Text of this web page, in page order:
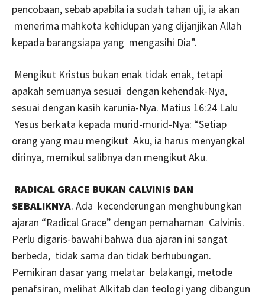
pencobaan, sebab apabila ia sudah tahan uji, ia akan
menerima mahkota kehidupan yang dijanjikan Allah
kepada barangsiapa yang mengasihi Dia”.
Mengikut Kristus bukan enak tidak enak, tetapi
apakah semuanya sesuai dengan kehendak-Nya,
sesuai dengan kasih karunia-Nya. Matius 16:24 Lalu
Yesus berkata kepada murid-murid-Nya: “Setiap
orang yang mau mengikut Aku, ia harus menyangkal
dirinya, memikul salibnya dan mengikut Aku.
RADICAL GRACE BUKAN CALVINIS DAN
SEBALIKNYA. Ada kecenderungan menghubungkan
ajaran “Radical Grace” dengan pemahaman Calvinis.
Perlu digaris-bawahi bahwa dua ajaran ini sangat
berbeda, tidak sama dan tidak berhubungan.
Pemikiran dasar yang melatar belakangi, metode
penafsiran, melihat Alkitab dan teologi yang dibangun